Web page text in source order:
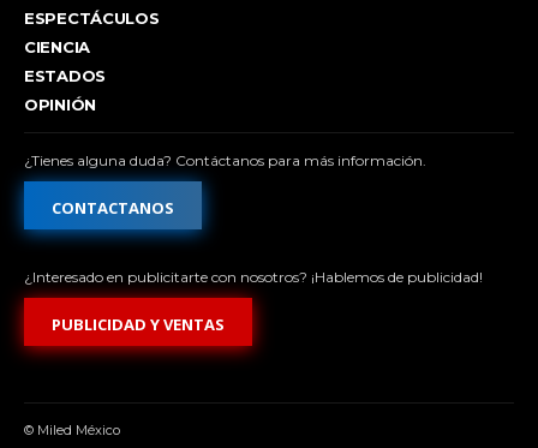
ESPECTÁCULOS
CIENCIA
ESTADOS
OPINIÓN
¿Tienes alguna duda? Contáctanos para más información.
CONTACTANOS
¿Interesado en publicitarte con nosotros? ¡Hablemos de publicidad!
PUBLICIDAD Y VENTAS
© Miled México